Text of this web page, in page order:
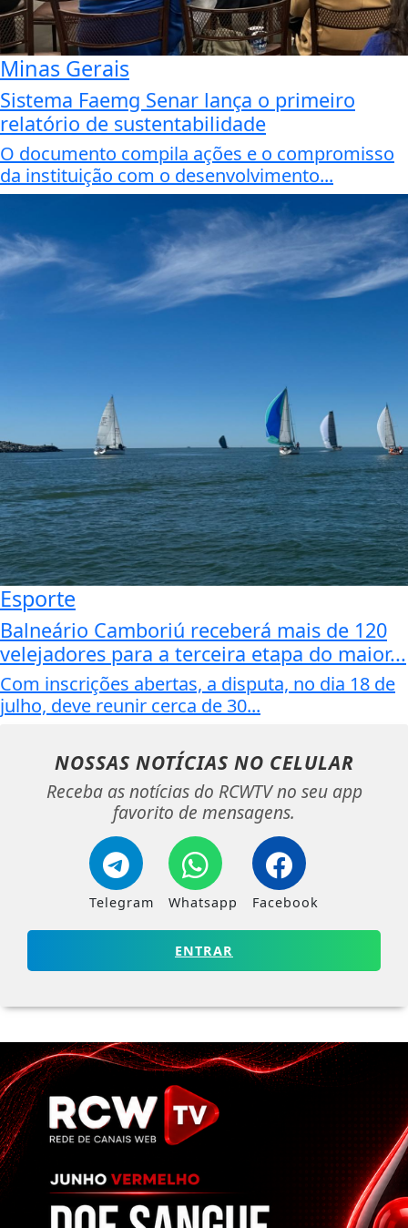
Minas Gerais
Sistema Faemg Senar lança o primeiro
relatório de sustentabilidade
O documento compila ações e o compromisso
da instituição com o desenvolvimento...
Esporte
Balneário Camboriú receberá mais de 120
velejadores para a terceira etapa do maior...
Com inscrições abertas, a disputa, no dia 18 de
julho, deve reunir cerca de 30...
NOSSAS NOTÍCIAS NO CELULAR
Receba as notícias do RCWTV no seu app
favorito de mensagens.
Telegram Whatsapp Facebook
ENTRAR